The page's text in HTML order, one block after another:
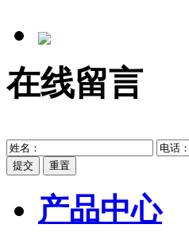
在线留言
提交 重置
产品中心